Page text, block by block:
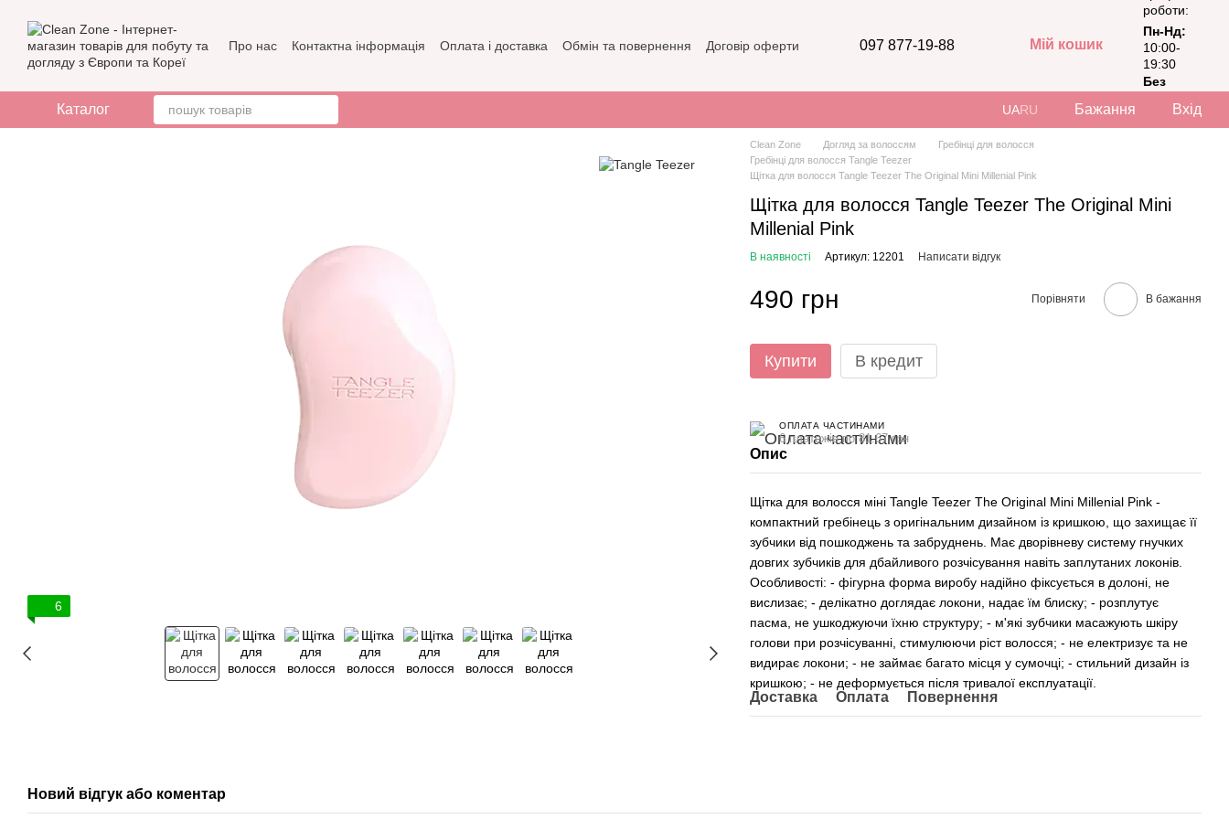
Про нас Контактна інформація Оплата і доставка Обмін та повернення
Договір оферти
097 877-19-88 Мій кошик
роботи:
Пн-Нд:
10:00-
19:30
Без
Каталог UARU Бажання Вхід
6
Clean Zone Догляд за волоссям
Гребінці для волосся
Гребінці для волосся Tangle Teezer
Щітка для волосся Tangle Teezer The Original Mini Millenial Pink
Щітка для волосся Tangle Teezer The Original Mini
Millenial Pink
В наявності Артикул: 12201 Написати відгук
490 грн Порівняти В бажання
Купити В кредит
ОПЛАТА ЧАСТИНАМИ
6 платежів по 81.67 грн
Опис
Щітка для волосся міні Tangle Teezer The Original Mini Millenial Pink -
компактний гребінець з оригінальним дизайном із кришкою, що захищає її
зубчики від пошкоджень та забруднень. Має дворівневу систему гнучких
довгих зубчиків для дбайливого розчісування навіть заплутаних локонів.
Особливості: - фігурна форма виробу надійно фіксується в долоні, не
вислизає; - делікатно доглядає локони, надає їм блиску; - розплутує
пасма, не ушкоджуючи їхню структуру; - м'які зубчики масажують шкіру
голови при розчісуванні, стимулюючи ріст волосся; - не електризує та не
видирає локони; - не займає багато місця у сумочці; - стильний дизайн із
кришкою; - не деформується після тривалої експлуатації.
Доставка Оплата Повернення
Новий відгук або коментар